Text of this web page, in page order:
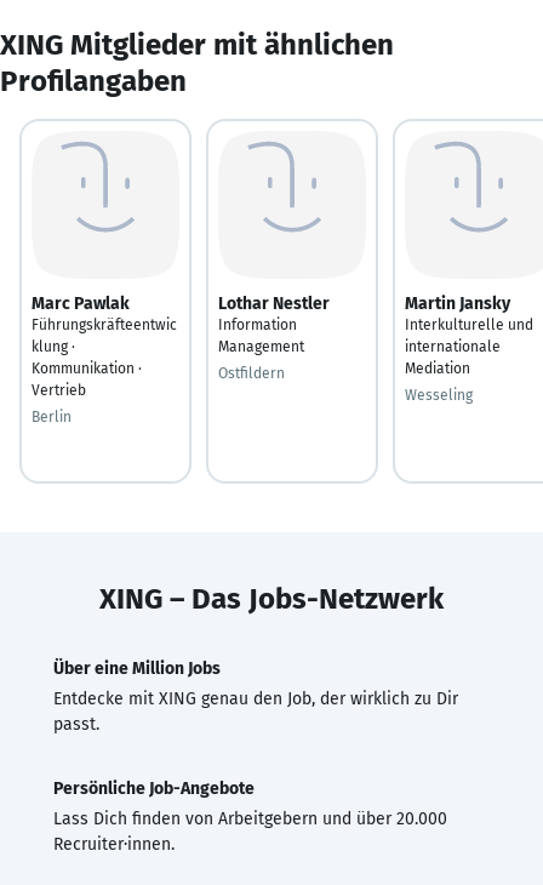
XING Mitglieder mit ähnlichen
Profilangaben
Marc Pawlak
Führungskräfteentwic
klung ·
Kommunikation ·
Vertrieb
Berlin
Lothar Nestler
Information
Management
Ostfildern
Martin Jansky
Interkulturelle und
internationale
Mediation
Wesseling
XING – Das Jobs-Netzwerk
Über eine Million Jobs
Entdecke mit XING genau den Job, der wirklich zu Dir
passt.
Persönliche Job-Angebote
Lass Dich finden von Arbeitgebern und über 20.000
Recruiter·innen.